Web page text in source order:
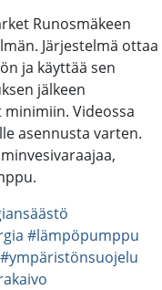
Runosmäkeen
Järjestelmä ottaa
ja käyttää sen
jälkeen
Videossa
asennusta varten.
#lämpöpumppu
#ympäristönsuojelu